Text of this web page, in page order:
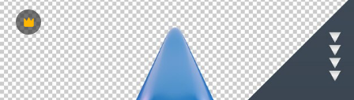
Premium